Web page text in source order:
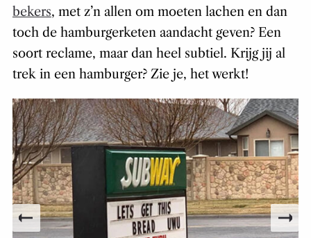
bekers, met z’n allen om moeten lachen en dan
toch de hamburgerketen aandacht geven? Een
soort reclame, maar dan heel subtiel. Krijg jij al
trek in een hamburger? Zie je, het werkt!